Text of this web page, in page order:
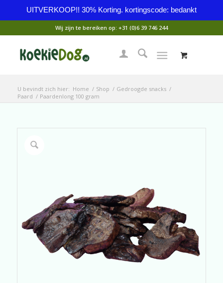
UITVERKOOP!! 30% Korting. kortingscode: bedankt
Wij zijn te bereiken op: +31 (0)6 39 746 244
U bevindt zich hier: Home / Shop / Gedroogde snacks /
Paard / Paardenlong 100 gram